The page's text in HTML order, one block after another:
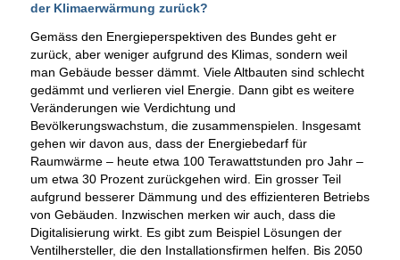
der Klimaerwärmung zurück?
Gemäss den Energieperspektiven des Bundes geht er
zurück, aber weniger aufgrund des Klimas, sondern weil
man Gebäude besser dämmt. Viele Altbauten sind schlecht
gedämmt und verlieren viel Energie. Dann gibt es weitere
Veränderungen wie Verdichtung und
Bevölkerungswachstum, die zusammenspielen. Insgesamt
gehen wir davon aus, dass der Energiebedarf für
Raumwärme – heute etwa 100 Terawattstunden pro Jahr –
um etwa 30 Prozent zurückgehen wird. Ein grosser Teil
aufgrund besserer Dämmung und des effizienteren Betriebs
von Gebäuden. Inzwischen merken wir auch, dass die
Digitalisierung wirkt. Es gibt zum Beispiel Lösungen der
Ventilhersteller, die den Installationsfirmen helfen. Bis 2050